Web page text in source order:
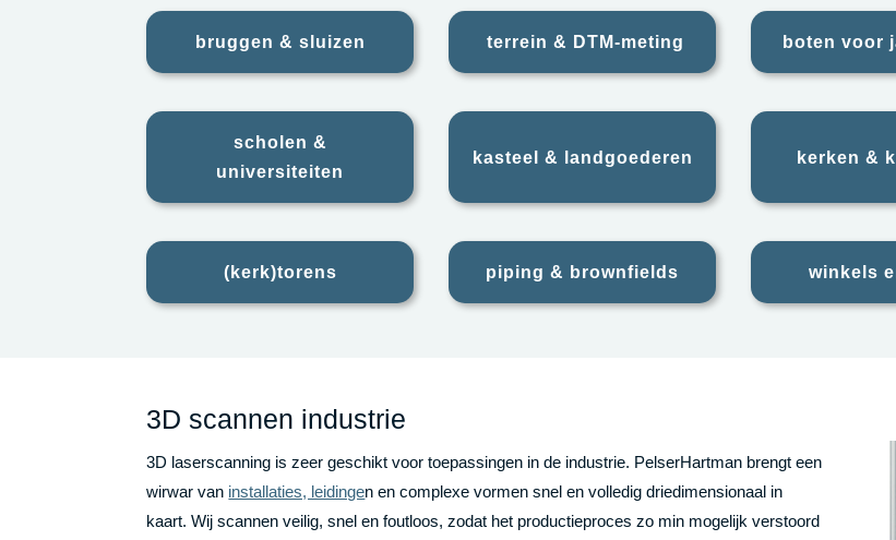
bruggen & sluizen terrein & DTM‑meting boten voor
scholen &
universiteiten
kasteel & landgoederen kerken &
(kerk)torens piping & brownfields winkels
3D scannen industrie
3D laserscanning is zeer geschikt voor toepassingen in de industrie. PelserHartman brengt een
wirwar van installaties, leidingen en complexe vormen snel en volledig driedimensionaal in
kaart. Wij scannen veilig, snel en foutloos, zodat het productieproces zo min mogelijk verstoord